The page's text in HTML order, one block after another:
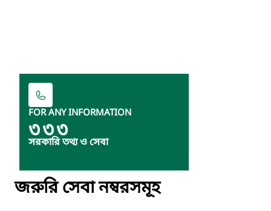
FOR ANY INFORMATION
৩৩৩
সরকারি তথ্য ও সেবা
জরুরি সেবা নম্বরসমূহ